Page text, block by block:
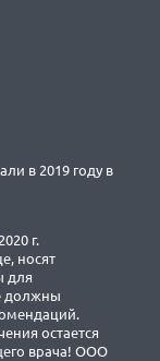
в 2019 году в
г.
носят
для
должны
остается
врача! ООО